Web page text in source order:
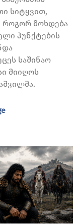
სიტყვით,
როგორ მოხდება
პუნქტების
საშინაო
მიიღოს